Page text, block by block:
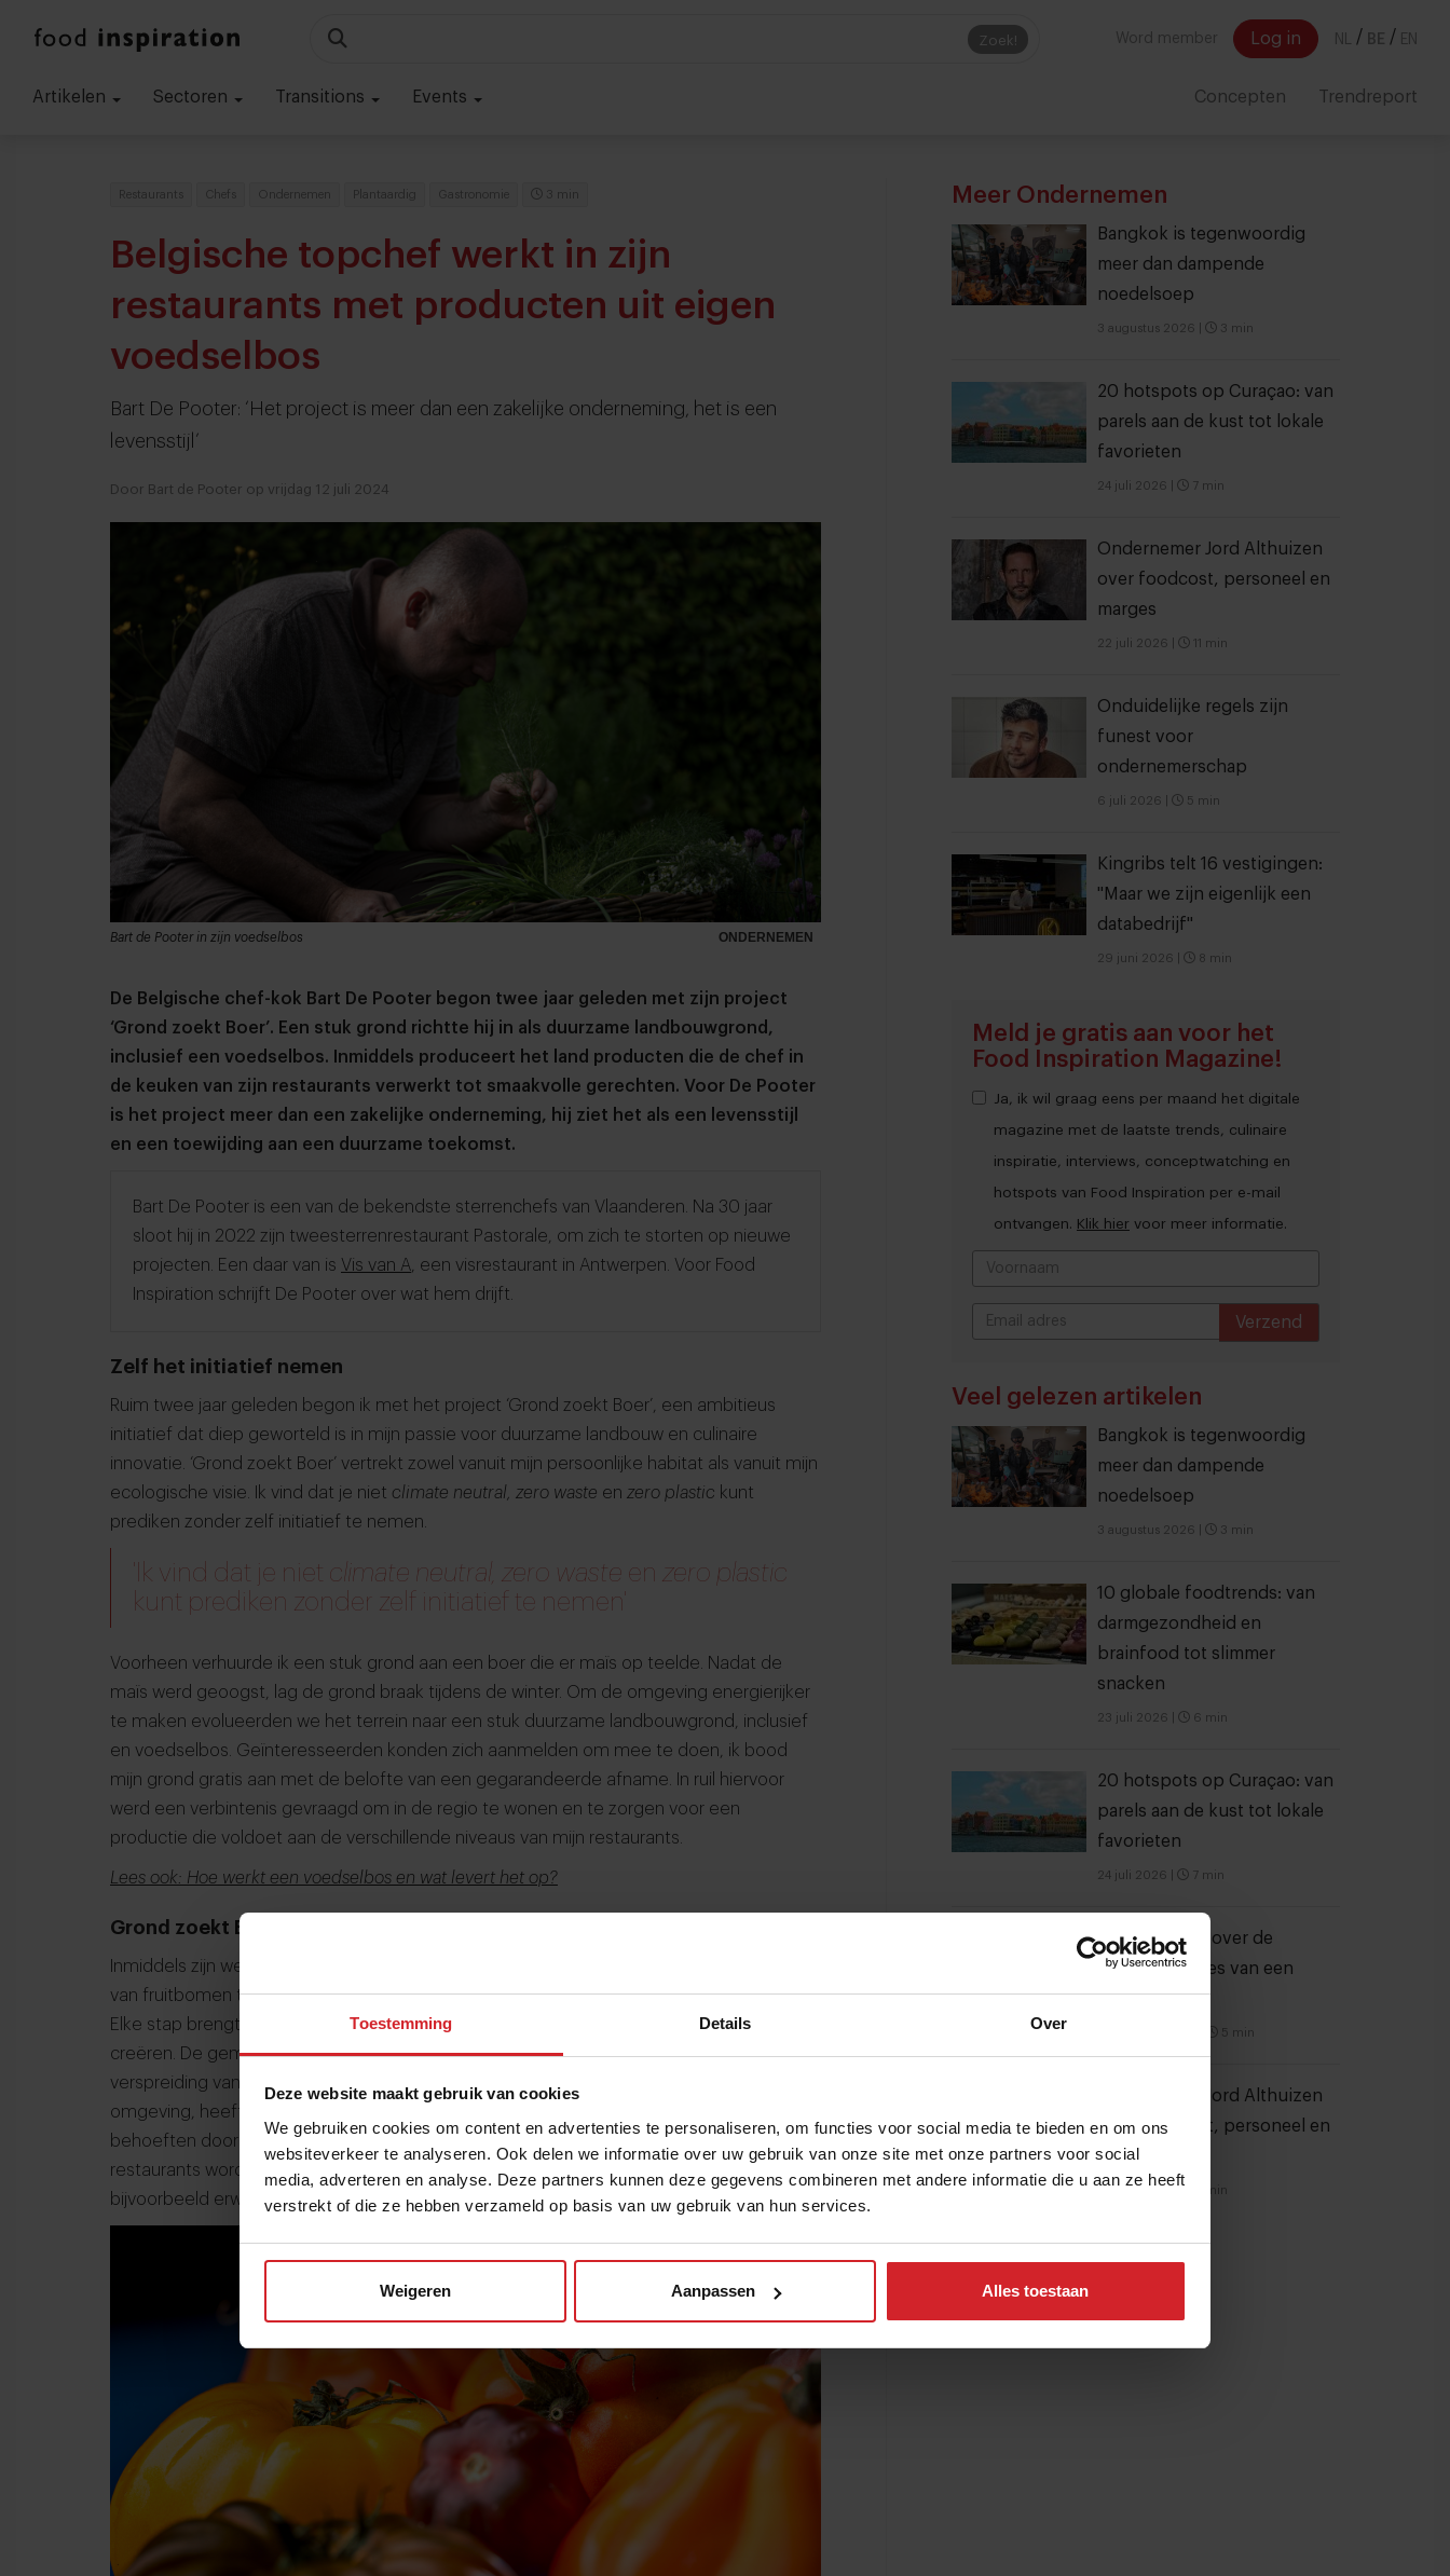
Toestemming Details Over
Deze website maakt gebruik van cookies
We gebruiken cookies om content en advertenties te personaliseren, om functies voor social media te bieden en om ons
websiteverkeer te analyseren. Ook delen we informatie over uw gebruik van onze site met onze partners voor social
media, adverteren en analyse. Deze partners kunnen deze gegevens combineren met andere informatie die u aan ze heeft
verstrekt of die ze hebben verzameld op basis van uw gebruik van hun services.
Weigeren Aanpassen Alles toestaan
Zoek! Word member Log in NL / BE / EN
Artikelen Sectoren Transitions Events Concepten Trendreport
Restaurants Chefs Ondernemen Plantaardig Gastronomie 3 min
Belgische topchef werkt in zijn
restaurants met producten uit eigen
voedselbos
Bart De Pooter: ‘Het project is meer dan een zakelijke onderneming, het is een
levensstijl’
Door Bart de Pooter op vrijdag 12 juli 2024
ONDERNEMEN
Bart de Pooter in zijn voedselbos
De Belgische chef-kok Bart De Pooter begon twee jaar geleden met zijn project
‘Grond zoekt Boer’. Een stuk grond richtte hij in als duurzame landbouwgrond,
inclusief een voedselbos. Inmiddels produceert het land producten die de chef in
de keuken van zijn restaurants verwerkt tot smaakvolle gerechten. Voor De Pooter
is het project meer dan een zakelijke onderneming, hij ziet het als een levensstijl
en een toewijding aan een duurzame toekomst.
Bart De Pooter is een van de bekendste sterrenchefs van Vlaanderen. Na 30 jaar
sloot hij in 2022 zijn tweesterrenrestaurant Pastorale, om zich te storten op nieuwe
projecten. Een daar van is Vis van A , een visrestaurant in Antwerpen. Voor Food
Inspiration schrijft De Pooter over wat hem drijft.
Zelf het initiatief nemen
Ruim twee jaar geleden begon ik met het project ‘Grond zoekt Boer’, een ambitieus
initiatief dat diep geworteld is in mijn passie voor duurzame landbouw en culinaire
innovatie. ‘Grond zoekt Boer’ vertrekt zowel vanuit mijn persoonlijke habitat als vanuit mijn
ecologische visie. Ik vind dat je niet climate neutral, zero waste en zero plastic kunt
prediken zonder zelf initiatief te nemen.
'Ik vind dat je niet climate neutral, zero waste en zero plastic
kunt prediken zonder zelf initiatief te nemen'
Voorheen verhuurde ik een stuk grond aan een boer die er maïs op teelde. Nadat de
maïs werd geoogst, lag de grond braak tijdens de winter. Om de omgeving energierijker
te maken evolueerden we het terrein naar een stuk duurzame landbouwgrond, inclusief
en voedselbos. Geïnteresseerden konden zich aanmelden om mee te doen, ik bood
mijn grond gratis aan met de belofte van een gegarandeerde afname. In ruil hiervoor
werd een verbintenis gevraagd om in de regio te wonen en te zorgen voor een
productie die voldoet aan de verschillende niveaus van mijn restaurants.
Lees ook: Hoe werkt een voedselbos en wat levert het op?
Grond zoekt Boer
Inmiddels zijn we twee jaar verder en hebben we enorme stappen gezet. Van het planten
van fruitbomen tot het creëren van bloemenweides en het stimuleren van biodiversiteit.
Elke stap brengt ons dichter bij ons doel om een levendig en energierijk ecosysteem te
creëren. De gemengde gewassen voorkomen bodemmoeheid en minimaliseren de
verspreiding van plagen en ziekten. En naast het ontwikkelen van een bloeiende
omgeving, heeft ‘Grond zoekt Boer’ ook een praktische kant. We voorzien in onze eigen
behoeften door middel van samenwerkingen met lokale boeren en producenten. Mijn
restaurants worden gevoed door de producten die we hier telen, momenteel zijn dat
bijvoorbeeld erwtjes, boontjes, jonge ui en tomaten.
Meer Ondernemen
Bangkok is tegenwoordig
meer dan dampende
noedelsoep
3 augustus 2026 3 min
20 hotspots op Curaçao: van
parels aan de kust tot lokale
favorieten
24 juli 2026 7 min
Ondernemer Jord Althuizen
over foodcost, personeel en
marges
22 juli 2026 11 min
Onduidelijke regels zijn
funest voor
ondernemerschap
6 juli 2026 5 min
Kingribs telt 16 vestigingen:
"Maar we zijn eigenlijk een
databedrijf"
29 juni 2026 8 min
Meld je gratis aan voor het
Food Inspiration Magazine!
Ja, ik wil graag eens per maand het digitale
magazine met de laatste trends, culinaire
inspiratie, interviews, conceptwatching en
hotspots van Food Inspiration per e-mail
ontvangen. Klik hier voor meer informatie.
Verzend
Veel gelezen artikelen
Bangkok is tegenwoordig
meer dan dampende
noedelsoep
3 augustus 2026 3 min
10 globale foodtrends: van
darmgezondheid en
brainfood tot slimmer
snacken
23 juli 2026 6 min
20 hotspots op Curaçao: van
parels aan de kust tot lokale
favorieten
24 juli 2026 7 min
Stephan Nijst over de
financiële sores van een
koksgezin
5 min
Ondernemer Jord Althuizen
over foodcost, personeel en
marges
11 min